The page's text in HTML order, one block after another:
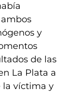
y
de las
La Plata a
la víctima y